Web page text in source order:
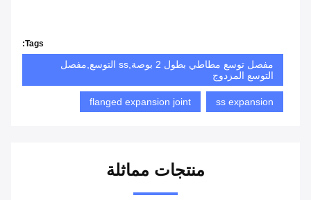
Tags:
مفصل توسع مطاطي بطول 2 بوصة,ss التوسع,مفصل
التوسع المزدوج
ss expansion
flanged expansion joint
منتجات مماثلة